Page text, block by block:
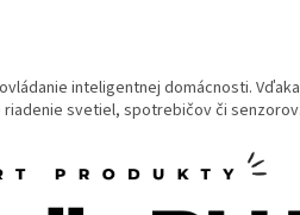
inteligentnej domácnosti.
svetiel, spotrebičov či senzorov.